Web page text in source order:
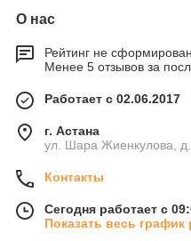
О нас
Рейтинг не сформирован
Менее 5 отзывов за
Работает с 02.06.2017
г. Астана
ул. Шара Жиенкулова, д.
Контакты
Сегодня работает с
Показать весь график